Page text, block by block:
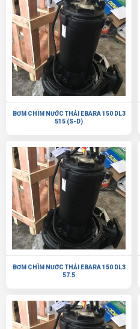
BƠM CHÌM NƯỚC THẢI EBARA 150 DL3
515 (S-D)
BƠM CHÌM NƯỚC THẢI EBARA 150 DL3
57.5